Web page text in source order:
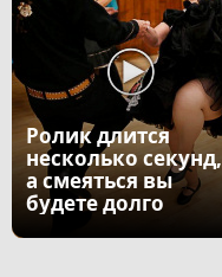
Ролик длится
несколько секунд,
а смеяться вы
будете долго